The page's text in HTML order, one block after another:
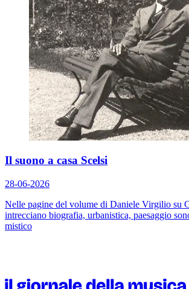
Il suono a casa Scelsi
28-06-2026
Nelle pagine del volume di Daniele Virgilio su
intrecciano biografia, urbanistica, paesaggio
mistico